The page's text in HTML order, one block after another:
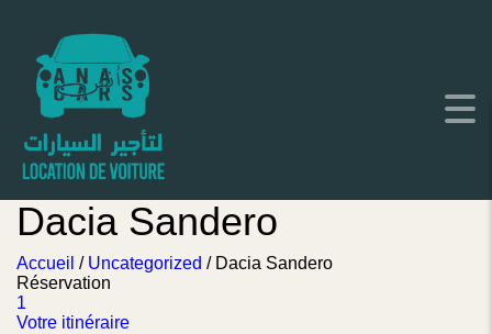
Dacia Sandero
Accueil / Uncategorized / Dacia Sandero
Réservation
1
Votre itinéraire